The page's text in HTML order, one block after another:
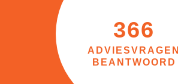
366
ADVIESVRAGEN
BEANTWOORD